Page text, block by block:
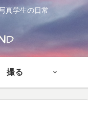
真学生の日常
撮る